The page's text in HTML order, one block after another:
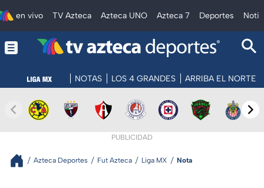
en vivo TV Azteca Azteca UNO Azteca 7 Deportes
NOTAS LOS 4 GRANDES ARRIBA EL NORTE
PUBLICIDAD
Azteca Deportes Fut Azteca Liga MX Nota